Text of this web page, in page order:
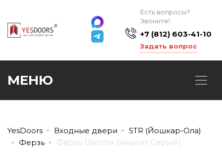
Есть вопросы?
Звоните!
+7 (812) 603-41-10
Задать вопрос
МЕНЮ
YesDoors Входные двери
STR (Йошкар-Ола)
Ферзь
Ферзь Шелли (эмалит Серый)